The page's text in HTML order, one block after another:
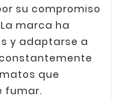
su compromiso
marca ha
y adaptarse a
que
fumar.